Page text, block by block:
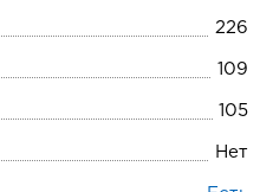
226
109
105
Нет